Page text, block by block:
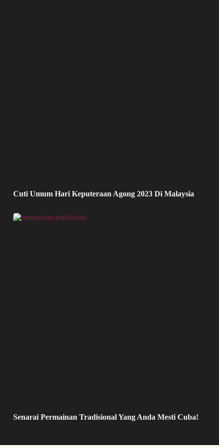
Cuti Umum Hari Keputeraan Agong 2023 Di Malaysia
Senarai Permainan Tradisional Yang Anda Mesti Cuba!